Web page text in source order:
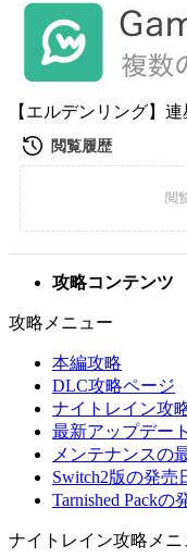
【エルデンリング】
攻略コンテンツ
攻略メニュー
本編攻略
DLC攻略ページ
ナイトレイン攻
最新アップデー
メンテナンスの
Switch2版の発売
Tarnished Packの
ナイトレイン攻略メニ